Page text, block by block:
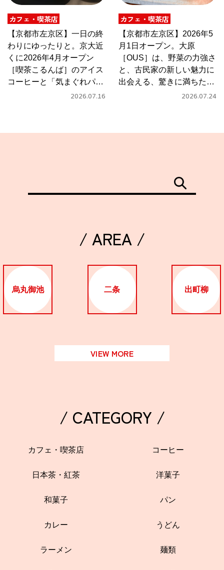
カフェ・喫茶店
【京都市左京区】一日の終
わりにゆったりと。京大近
くに2026年4月オープン
［喫茶こるんば］のアイス
コーヒーと「気まぐれパス
2026.07.16
カフェ・喫茶店
【京都市左京区】2026年5
月1日オープン。大原
［OUS］は、野菜の力強さ
と、古民家の新しい魅力に
出会える、驚きに満ちたカ
2026.07.24
/ AREA /
烏丸御池 二条 出町柳
VIEW MORE
/ CATEGORY /
カフェ・喫茶店 コーヒー
日本茶・紅茶 洋菓子
和菓子 パン
カレー うどん
ラーメン 麺類